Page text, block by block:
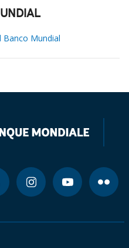
Banco Mundial